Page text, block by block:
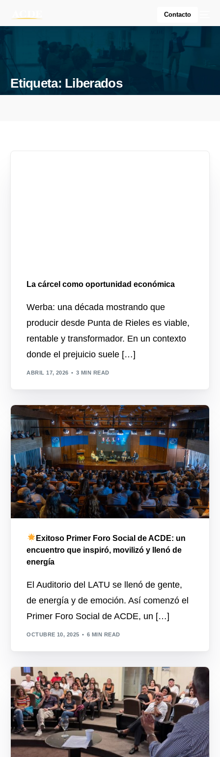
Contacto
Etiqueta: Liberados
La cárcel como oportunidad económica
Werba: una década mostrando que
producir desde Punta de Rieles es viable,
rentable y transformador. En un contexto
donde el prejuicio suele […]
ABRIL 17, 2026 3 MIN READ
Exitoso Primer Foro Social de ACDE: un
encuentro que inspiró, movilizó y llenó de
energía
El Auditorio del LATU se llenó de gente,
de energía y de emoción. Así comenzó el
Primer Foro Social de ACDE, un […]
OCTUBRE 10, 2025 6 MIN READ